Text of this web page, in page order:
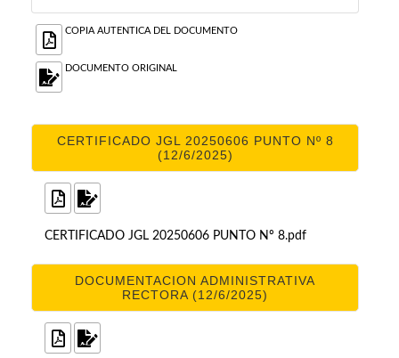
COPIA AUTENTICA DEL DOCUMENTO
DOCUMENTO ORIGINAL
CERTIFICADO JGL 20250606 PUNTO Nº 8
(12/6/2025)
CERTIFICADO JGL 20250606 PUNTO Nº 8.pdf
DOCUMENTACION ADMINISTRATIVA
RECTORA (12/6/2025)